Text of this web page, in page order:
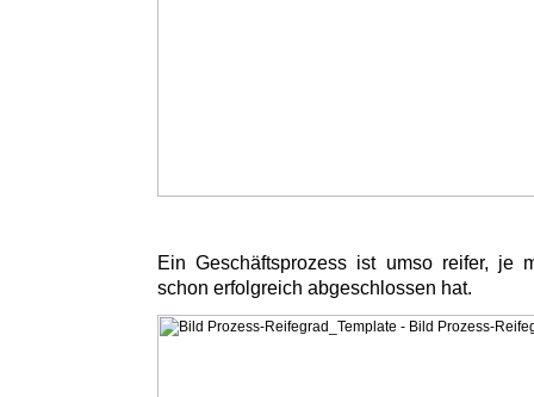
Ein Geschäftsprozess ist umso reifer, je
schon erfolgreich abgeschlossen hat.